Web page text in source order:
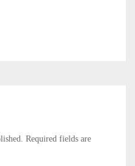
Required fields are